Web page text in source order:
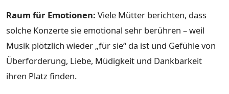
Raum für Emotionen: Viele Mütter berichten, dass
solche Konzerte sie emotional sehr berühren – weil
Musik plötzlich wieder „für sie“ da ist und Gefühle von
Überforderung, Liebe, Müdigkeit und Dankbarkeit
ihren Platz finden.